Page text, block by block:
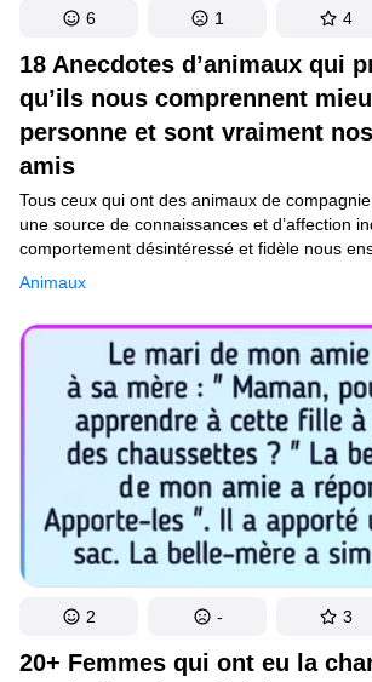
18 Anecdotes d’animaux qui
qu’ils nous comprennent
personne et sont vraiment
amis
Animaux
Tous ceux qui ont des animaux de
une source de connaissances et d’affection
comportement désintéressé et fidèle nous
la pureté du cœur est possible et cela nous
leur ressembler davantage. En effet, même si
parfois que nous savons tout, nous avons
à apprendre des animaux.
6 1 4
20+ Femmes qui ont eu la
2 - 3